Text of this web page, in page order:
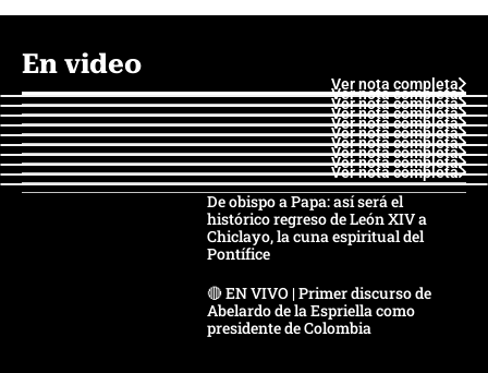
En video
Ver nota completa
Ver nota completa
Ver nota completa
Ver nota completa
Ver nota completa
Ver nota completa
Ver nota completa
Ver nota completa
Ver nota completa
Ver nota completa
De obispo a Papa: así será el
histórico regreso de León XIV a
Chiclayo, la cuna espiritual del
Pontífice
🔴 EN VIVO | Primer discurso de
Abelardo de la Espriella como
presidente de Colombia